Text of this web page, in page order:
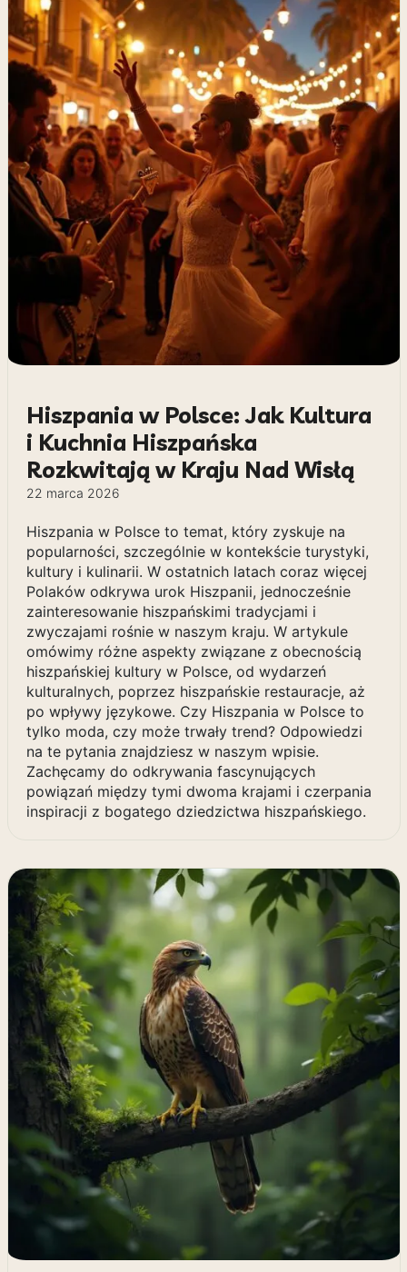
Hiszpania w Polsce: Jak Kultura
i Kuchnia Hiszpańska
Rozkwitają w Kraju Nad Wisłą
22 marca 2026
Hiszpania w Polsce to temat, który zyskuje na
popularności, szczególnie w kontekście turystyki,
kultury i kulinarii. W ostatnich latach coraz więcej
Polaków odkrywa urok Hiszpanii, jednocześnie
zainteresowanie hiszpańskimi tradycjami i
zwyczajami rośnie w naszym kraju. W artykule
omówimy różne aspekty związane z obecnością
hiszpańskiej kultury w Polsce, od wydarzeń
kulturalnych, poprzez hiszpańskie restauracje, aż
po wpływy językowe. Czy Hiszpania w Polsce to
tylko moda, czy może trwały trend? Odpowiedzi
na te pytania znajdziesz w naszym wpisie.
Zachęcamy do odkrywania fascynujących
powiązań między tymi dwoma krajami i czerpania
inspiracji z bogatego dziedzictwa hiszpańskiego.